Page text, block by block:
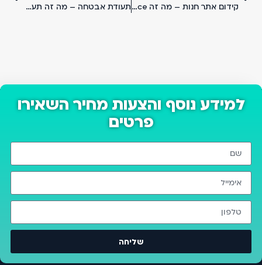
קידום אתר חנות – מה זה Ecommerce ואיך משווקים אותו תעודת אבטחה – מה זה תעודת SSL ומה חשיבותה לקידום שלכם
למידע נוסף והצעות מחיר השאירו
פרטים
שליחה